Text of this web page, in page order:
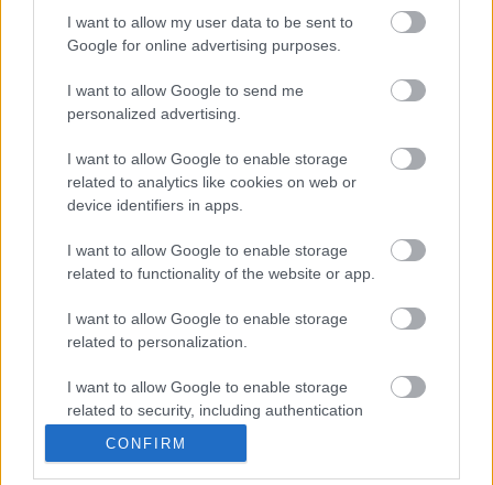
I want to allow my user data to be sent to
Google for online advertising purposes.
I want to allow Google to send me
personalized advertising.
I want to allow Google to enable storage
related to analytics like cookies on web or
device identifiers in apps.
I want to allow Google to enable storage
related to functionality of the website or app.
I want to allow Google to enable storage
related to personalization.
I want to allow Google to enable storage
related to security, including authentication
CONFIRM
Szakirányú továbbképzésekkel segíti
idén is a társadalmi kihívások
leküzdését a Gál Ferenc Egyetem
Túlfogyasztás napja - július 30-ra
felhasználta az emberiség a Föld egész
évre elegendő erőforrásait
A lakosságra is fontos szerep hárul a
KIEMELT
Szakirányú továbbképzésekkel segíti